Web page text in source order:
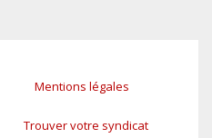
Mentions légales
Trouver votre syndicat